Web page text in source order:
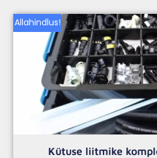
Allahindlus!
Kütuse liitmike